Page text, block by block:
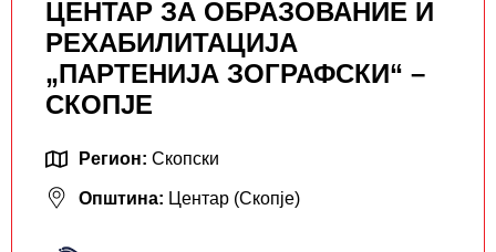
ЦЕНТАР ЗА ОБРАЗОВАНИЕ И
РЕХАБИЛИТАЦИЈА
„ПАРТЕНИЈА ЗОГРАФСКИ“ –
СКОПЈЕ
Регион: Скопски
Општина: Центар (Скопје)